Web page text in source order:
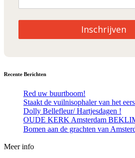
Inschrijven
Recente Berichten
Red uw buurtboom!
Staakt de vuilnisophaler van het
Dolly Bellefleur/ Hartjesdagen !
OUDE KERK Amsterdam
Bomen aan de grachten van
Meer info